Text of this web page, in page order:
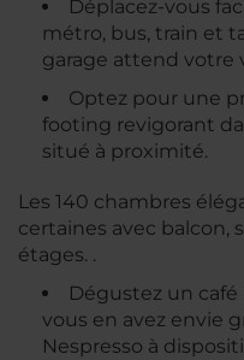
Déplacez-vous
métro, bus, train et
garage attend votre
Optez pour une
footing revigorant
situé à proximité.
Les 140 chambres
certaines avec balcon,
étages. .
Dégustez un
vous en avez envie
Nespresso à